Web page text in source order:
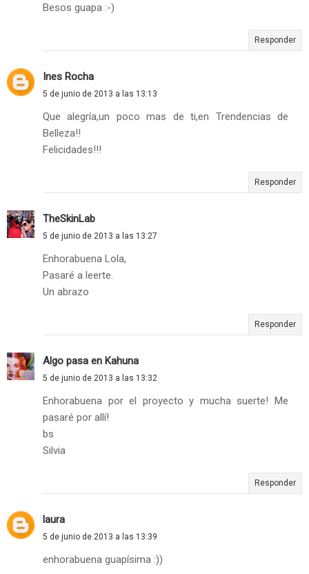
Besos guapa :-)
Responder
Ines Rocha
5 de junio de 2013 a las 13:13
Que alegría,un poco mas de ti,en Trendencias de
Belleza!!
Felicidades!!!
Responder
TheSkinLab
5 de junio de 2013 a las 13:27
Enhorabuena Lola,
Pasaré a leerte.
Un abrazo
Responder
Algo pasa en Kahuna
5 de junio de 2013 a las 13:32
Enhorabuena por el proyecto y mucha suerte! Me
pasaré por allí!
bs
Silvia
Responder
laura
5 de junio de 2013 a las 13:39
enhorabuena guapísima :))